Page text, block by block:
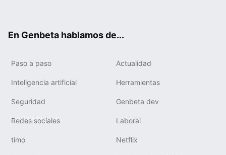
En Genbeta hablamos de...
Paso a paso Actualidad
Inteligencia artificial Herramientas
Seguridad Genbeta dev
Redes sociales Laboral
timo Netflix